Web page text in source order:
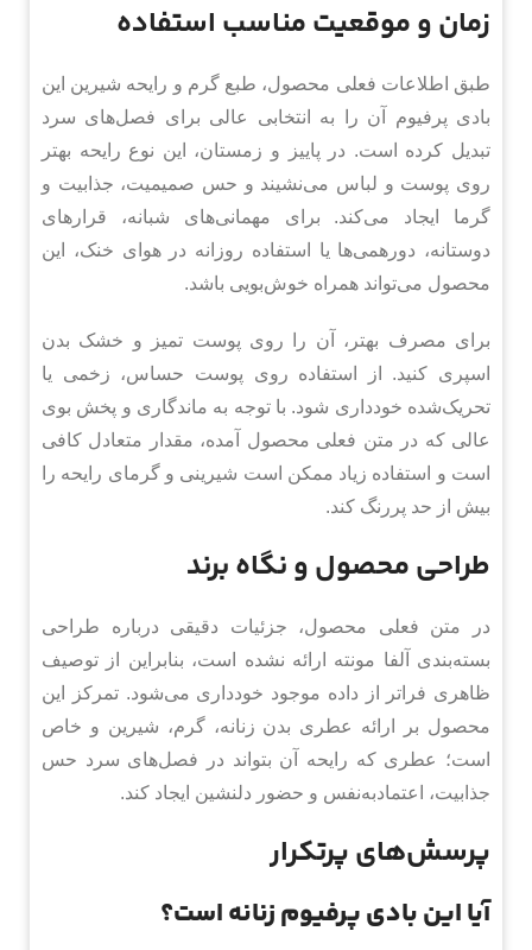
زمان و موقعیت مناسب استفاده
طبق اطلاعات فعلی محصول، طبع گرم و رایحه شیرین این
بادی پرفیوم آن را به انتخابی عالی برای فصل‌های سرد
تبدیل کرده است. در پاییز و زمستان، این نوع رایحه بهتر
روی پوست و لباس می‌نشیند و حس صمیمیت، جذابیت و
گرما ایجاد می‌کند. برای مهمانی‌های شبانه، قرارهای
دوستانه، دورهمی‌ها یا استفاده روزانه در هوای خنک، این
محصول می‌تواند همراه خوش‌بویی باشد.
برای مصرف بهتر، آن را روی پوست تمیز و خشک بدن
اسپری کنید. از استفاده روی پوست حساس، زخمی یا
تحریک‌شده خودداری شود. با توجه به ماندگاری و پخش بوی
عالی که در متن فعلی محصول آمده، مقدار متعادل کافی
است و استفاده زیاد ممکن است شیرینی و گرمای رایحه را
بیش از حد پررنگ کند.
طراحی محصول و نگاه برند
در متن فعلی محصول، جزئیات دقیقی درباره طراحی
بسته‌بندی آلفا مونته ارائه نشده است، بنابراین از توصیف
ظاهری فراتر از داده موجود خودداری می‌شود. تمرکز این
محصول بر ارائه عطری بدن زنانه، گرم، شیرین و خاص
است؛ عطری که رایحه آن بتواند در فصل‌های سرد حس
جذابیت، اعتمادبه‌نفس و حضور دلنشین ایجاد کند.
پرسش‌های پرتکرار
آیا این بادی پرفیوم زنانه است؟